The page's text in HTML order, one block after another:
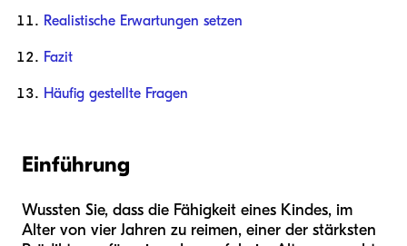
Realistische Erwartungen setzen
Fazit
Häufig gestellte Fragen
Einführung
Wussten Sie, dass die Fähigkeit eines Kindes, im
Alter von vier Jahren zu reimen, einer der stärksten